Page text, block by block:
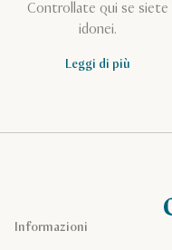
Controllate qui se siete
idonei.
Leggi di più
Informazioni